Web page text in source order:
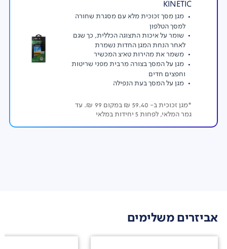
KINETIC
מגן מסך זכוכית מלא עם מסגרת שחורה
למסך הטלפון
שומר על איכות התצוגה הכללית, כך שגם
לאחר הנחת המגן החדות נשמרת
משמר את מהירות טא'צ המכשיר
מגן על המסך בצורה מרבית מפני שריטות
וחפצים חדים
מגן על המסך בעת הנפילה
*מגן זכוכית ב- 59.40 ₪ במקום 99 ₪. עד
גמר המלאי, לפחות 5 יחידות במלאי
אביזרים משלימים